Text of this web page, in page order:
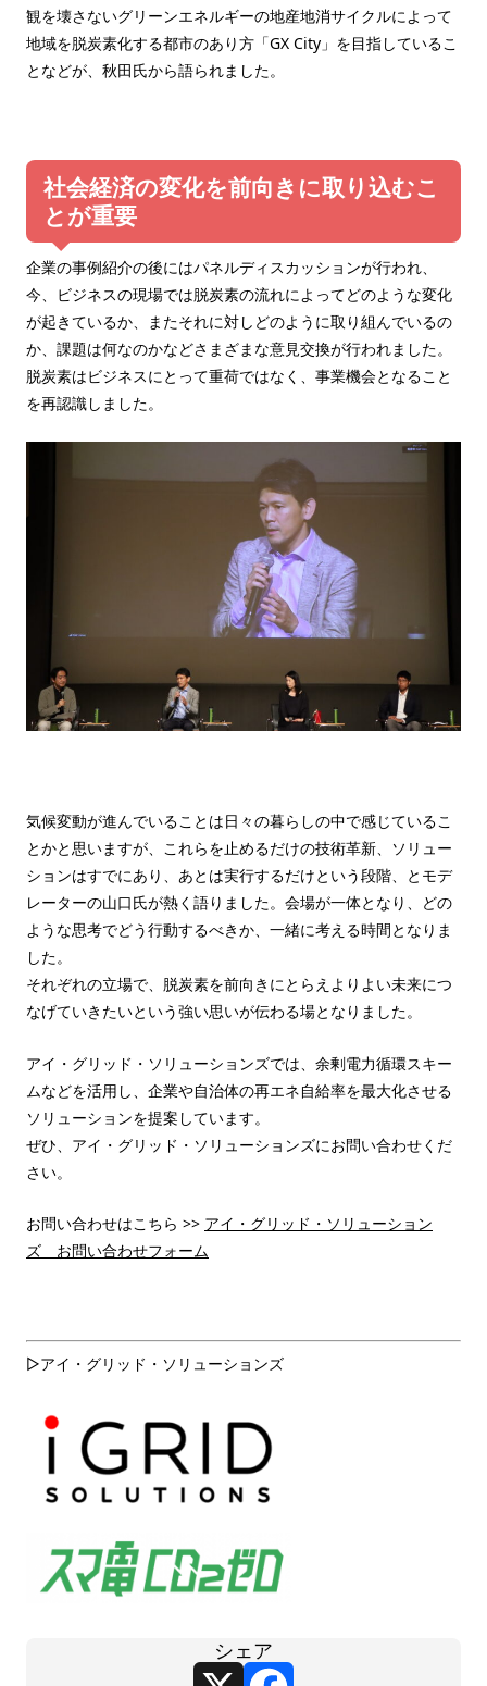
観を壊さないグリーンエネルギーの地産地消サイクルによって
地域を脱炭素化する都市のあり方「GX City」を目指しているこ
となどが、秋田氏から語られました。
社会経済の変化を前向きに取り込むこ
とが重要
企業の事例紹介の後にはパネルディスカッションが行われ、
今、ビジネスの現場では脱炭素の流れによってどのような変化
が起きているか、またそれに対しどのように取り組んでいるの
か、課題は何なのかなどさまざまな意見交換が行われました。
脱炭素はビジネスにとって重荷ではなく、事業機会となること
を再認識しました。
気候変動が進んでいることは日々の暮らしの中で感じているこ
とかと思いますが、これらを止めるだけの技術革新、ソリュー
ションはすでにあり、あとは実行するだけという段階、とモデ
レーターの山口氏が熱く語りました。会場が一体となり、どの
ような思考でどう行動するべきか、一緒に考える時間となりま
した。
それぞれの立場で、脱炭素を前向きにとらえよりよい未来につ
なげていきたいという強い思いが伝わる場となりました。
アイ・グリッド・ソリューションズでは、余剰電力循環スキー
ムなどを活用し、企業や自治体の再エネ自給率を最大化させる
ソリューションを提案しています。
ぜひ、アイ・グリッド・ソリューションズにお問い合わせくだ
さい。
お問い合わせはこちら >> アイ・グリッド・ソリューション
ズ お問い合わせフォーム
▷アイ・グリッド・ソリューションズ
シェア
X